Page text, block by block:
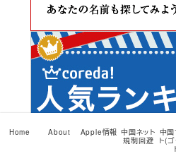
Home About Apple情報 中国ネット
規制回避
中
ト(